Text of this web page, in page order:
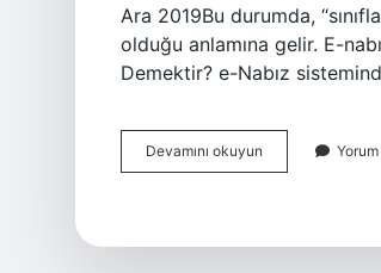
Ara 2019Bu durumda,
olduğu anlamına gelir. E-
Demektir? e-Nabız
Devamını okuyun Tanımlanamayan
Ne
Yorum